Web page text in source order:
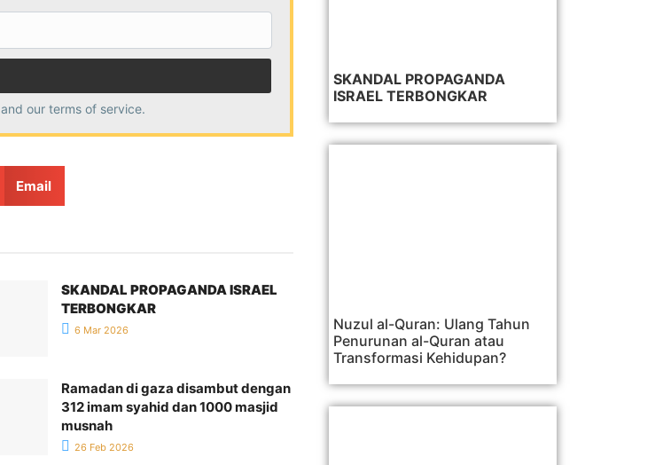
and our terms of service.
Email
SKANDAL PROPAGANDA ISRAEL
TERBONGKAR
6 Mar 2026
Ramadan di gaza disambut dengan
312 imam syahid dan 1000 masjid
musnah
26 Feb 2026
SKANDAL PROPAGANDA
ISRAEL TERBONGKAR
Nuzul al-Quran: Ulang Tahun
Penurunan al-Quran atau
Transformasi Kehidupan?